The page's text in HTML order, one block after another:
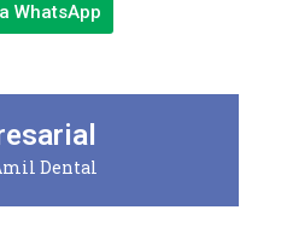
WhatsApp
Dental